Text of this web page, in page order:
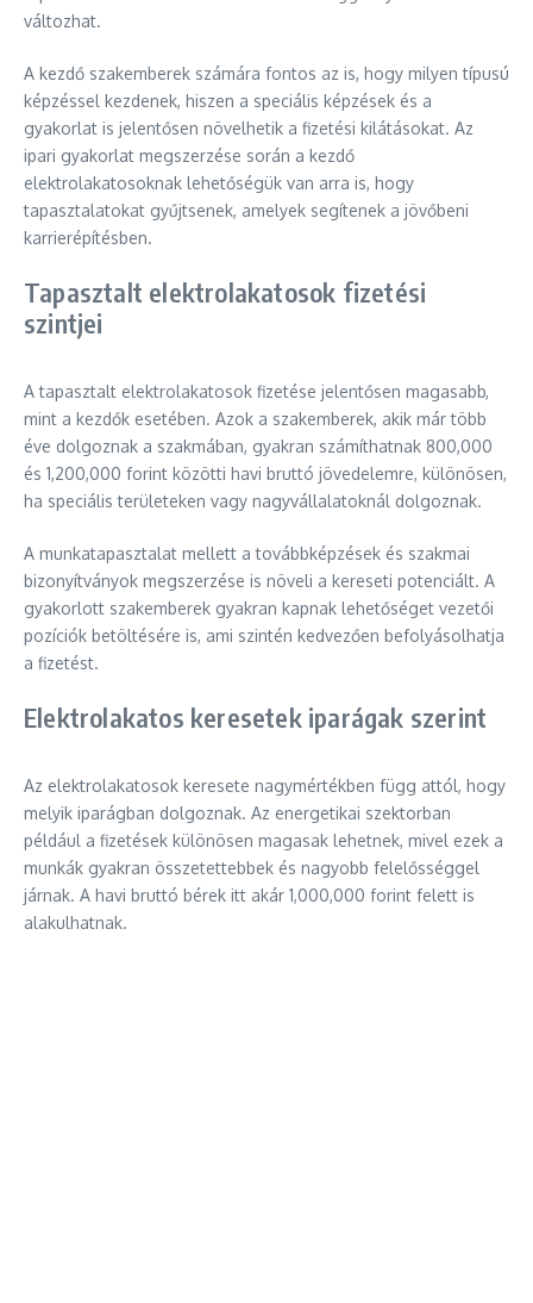
változhat.
A kezdő szakemberek számára fontos az is, hogy milyen típusú
képzéssel kezdenek, hiszen a speciális képzések és a
gyakorlat is jelentősen növelhetik a fizetési kilátásokat. Az
ipari gyakorlat megszerzése során a kezdő
elektrolakatosoknak lehetőségük van arra is, hogy
tapasztalatokat gyűjtsenek, amelyek segítenek a jövőbeni
karrierépítésben.
Tapasztalt elektrolakatosok fizetési
szintjei
A tapasztalt elektrolakatosok fizetése jelentősen magasabb,
mint a kezdők esetében. Azok a szakemberek, akik már több
éve dolgoznak a szakmában, gyakran számíthatnak 800,000
és 1,200,000 forint közötti havi bruttó jövedelemre, különösen,
ha speciális területeken vagy nagyvállalatoknál dolgoznak.
A munkatapasztalat mellett a továbbképzések és szakmai
bizonyítványok megszerzése is növeli a kereseti potenciált. A
gyakorlott szakemberek gyakran kapnak lehetőséget vezetői
pozíciók betöltésére is, ami szintén kedvezően befolyásolhatja
a fizetést.
Elektrolakatos keresetek iparágak szerint
Az elektrolakatosok keresete nagymértékben függ attól, hogy
melyik iparágban dolgoznak. Az energetikai szektorban
például a fizetések különösen magasak lehetnek, mivel ezek a
munkák gyakran összetettebbek és nagyobb felelősséggel
járnak. A havi bruttó bérek itt akár 1,000,000 forint felett is
alakulhatnak.